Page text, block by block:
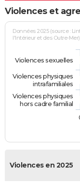
Violences et
Données 2025 (source :
l'Intérieur et des Outre-Mer)
Violences sexuelles
Violences physiques
intrafamiliales
Violences physiques
hors cadre familial
Violences en 2025